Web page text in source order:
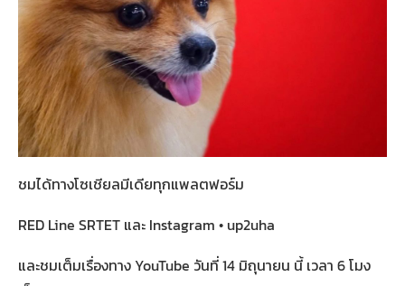
ชมได้ทางโซเชียลมีเดียทุกแพลตฟอร์ม
RED Line SRTET และ Instagram • up2uha
และชมเต็มเรื่องทาง YouTube วันที่ 14 มิถุนายน นี้ เวลา 6 โมง